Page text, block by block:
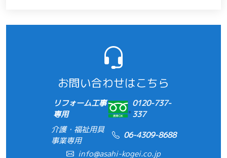
お問い合わせはこちら
リフォーム工事
専用
0120-737-
337
介護・福祉用具
事業専用
06-4309-8688
info@asahi-kogei.co.jp